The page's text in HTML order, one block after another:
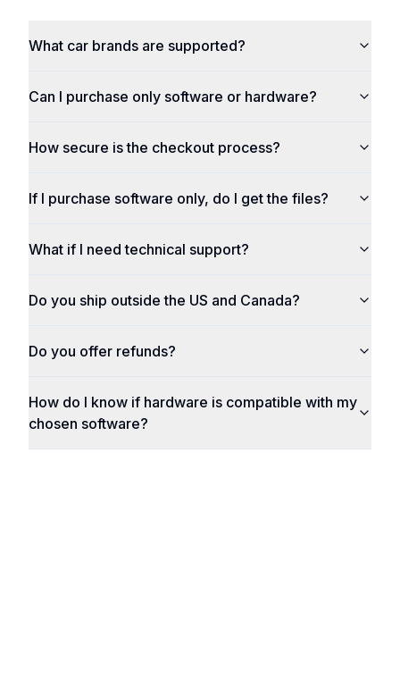
What car brands are supported?
Can I purchase only software or hardware?
How secure is the checkout process?
If I purchase software only, do I get the files?
What if I need technical support?
Do you ship outside the US and Canada?
Do you offer refunds?
How do I know if hardware is compatible with my
chosen software?